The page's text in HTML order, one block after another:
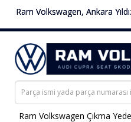
Volkswagen, Ankara Yıldız
Ram Volkswagen Çıkma Yedek